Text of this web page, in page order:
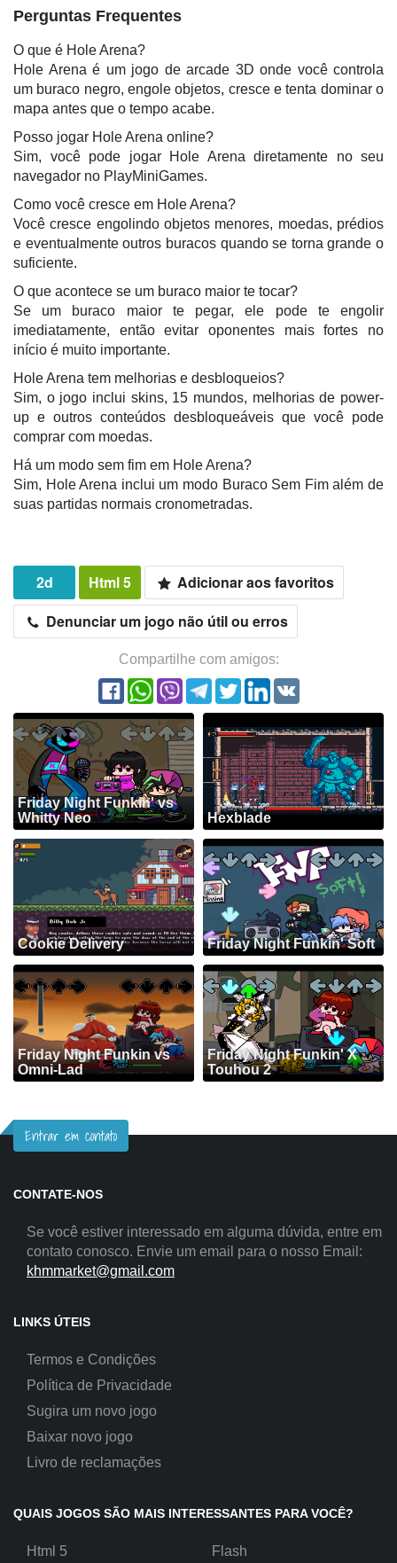
Perguntas Frequentes
O que é Hole Arena?
Hole Arena é um jogo de arcade 3D onde você controla
um buraco negro, engole objetos, cresce e tenta dominar o
mapa antes que o tempo acabe.
Posso jogar Hole Arena online?
Sim, você pode jogar Hole Arena diretamente no seu
navegador no PlayMiniGames.
Como você cresce em Hole Arena?
Você cresce engolindo objetos menores, moedas, prédios
e eventualmente outros buracos quando se torna grande o
suficiente.
O que acontece se um buraco maior te tocar?
Se um buraco maior te pegar, ele pode te engolir
imediatamente, então evitar oponentes mais fortes no
início é muito importante.
Hole Arena tem melhorias e desbloqueios?
Sim, o jogo inclui skins, 15 mundos, melhorias de power-
up e outros conteúdos desbloqueáveis que você pode
comprar com moedas.
Há um modo sem fim em Hole Arena?
Sim, Hole Arena inclui um modo Buraco Sem Fim além de
suas partidas normais cronometradas.
2d Html 5
Adicionar aos favoritos
Denunciar um jogo não útil ou erros
Compartilhe com amigos:
Friday Night Funkin' vs
Whitty Neo
Hexblade
Cookie Delivery Friday Night Funkin' Soft
Friday Night Funkin vs
Omni-Lad
Friday Night Funkin' X
Touhou 2
Entrar em contato
CONTATE-NOS
Se você estiver interessado em alguma dúvida, entre em
contato conosco. Envie um email para o nosso Email:
khmmarket@gmail.com
LINKS ÚTEIS
Termos e Condições
Política de Privacidade
Sugira um novo jogo
Baixar novo jogo
Livro de reclamações
QUAIS JOGOS SÃO MAIS INTERESSANTES PARA VOCÊ?
Html 5 Flash